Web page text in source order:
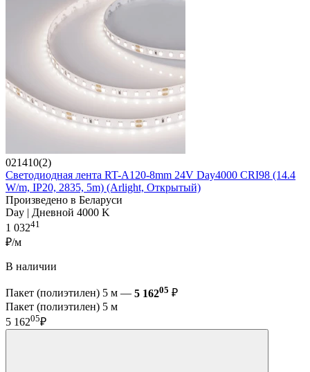
021410(2)
Светодиодная лента RT-A120-8mm 24V Day4000 CRI98 (14.4
W/m, IP20, 2835, 5m) (Arlight, Открытый)
Произведено в Беларуси
Day | Дневной 4000 K
1 03241
₽/м
В наличии
Пакет (полиэтилен) 5 м — 5 16205 ₽
Пакет (полиэтилен) 5 м
5 16205₽